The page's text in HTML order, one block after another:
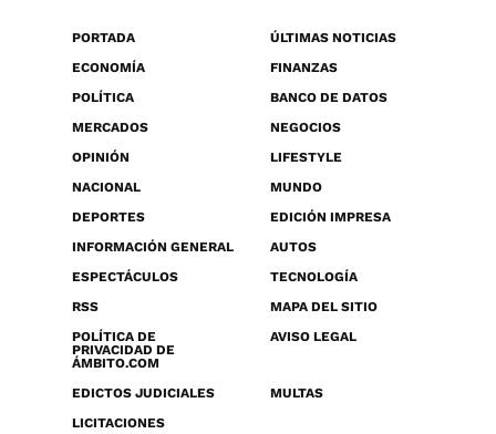
PORTADA
ÚLTIMAS NOTICIAS
ECONOMÍA
FINANZAS
POLÍTICA
BANCO DE DATOS
MERCADOS
NEGOCIOS
OPINIÓN
LIFESTYLE
NACIONAL
MUNDO
DEPORTES
EDICIÓN IMPRESA
INFORMACIÓN GENERAL
AUTOS
ESPECTÁCULOS
TECNOLOGÍA
RSS
MAPA DEL SITIO
POLÍTICA DE
PRIVACIDAD DE
ÁMBITO.COM
AVISO LEGAL
EDICTOS JUDICIALES
MULTAS
LICITACIONES